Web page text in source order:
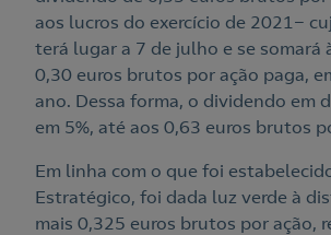
aos lucros do exercício de 2021−
terá lugar a 7 de julho e se somará
0,30 euros brutos por ação paga,
ano. Dessa forma, o dividendo em
em 5%, até aos 0,63 euros brutos
Em linha com o que foi
Estratégico, foi dada luz verde à
mais 0,325 euros brutos por ação,